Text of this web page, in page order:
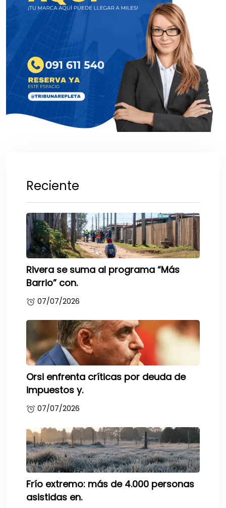
Reciente
Rivera se suma al programa “Más
Barrio” con.
07/07/2026
Orsi enfrenta críticas por deuda de
impuestos y.
07/07/2026
Frío extremo: más de 4.000 personas
asistidas en.